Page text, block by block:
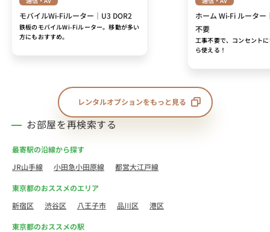
モバイルWi-Fiルーター｜U3 DOR2
鉄板のモバイルWi-Fiルーター。移動が多い
方にもおすすめ。
ホーム Wi-Fi ルータ
不要
工事不要で、コンセント
ら使える！
レンタルオプションをもっと見る
お部屋を再検索する
最寄駅の沿線から探す
JR山手線
小田急小田原線 都営大江戸線
東京都のおススメのエリア
新宿区
渋谷区 八王子市 品川区 港区
東京都のおススメの駅